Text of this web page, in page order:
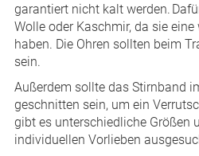
garantiert nicht kalt werden.
Wolle oder Kaschmir, da sie
haben. Die Ohren sollten beim
sein.
Außerdem sollte das Stirnband
geschnitten sein, um ein
gibt es unterschiedliche Größen
individuellen Vorlieben